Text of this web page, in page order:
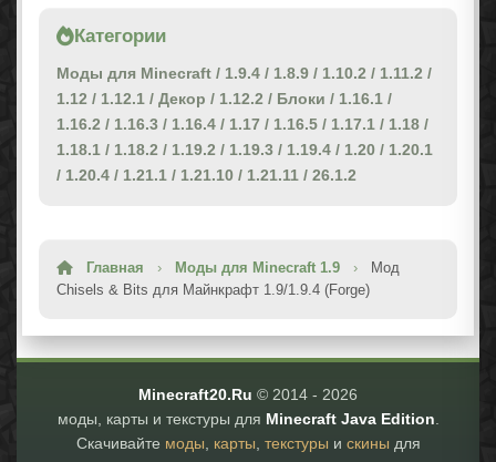
Категории
Моды для Minecraft / 1.9.4 / 1.8.9 / 1.10.2 / 1.11.2 /
1.12 / 1.12.1 / Декор / 1.12.2 / Блоки / 1.16.1 /
1.16.2 / 1.16.3 / 1.16.4 / 1.17 / 1.16.5 / 1.17.1 / 1.18 /
1.18.1 / 1.18.2 / 1.19.2 / 1.19.3 / 1.19.4 / 1.20 / 1.20.1
/ 1.20.4 / 1.21.1 / 1.21.10 / 1.21.11 / 26.1.2
Главная › Моды для Minecraft 1.9 ›
Мод
Chisels & Bits для Майнкрафт 1.9/1.9.4 (Forge)
Minecraft20.Ru © 2014 - 2026
моды, карты и текстуры для Minecraft Java Edition
Скачивайте моды карты текстуры и скины для